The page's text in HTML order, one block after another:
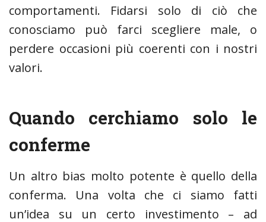
comportamenti. Fidarsi solo di ciò che
conosciamo può farci scegliere male, o
perdere occasioni più coerenti con i nostri
valori.
Quando cerchiamo solo le
conferme
Un altro bias molto potente è quello della
conferma. Una volta che ci siamo fatti
un’idea su un certo investimento – ad